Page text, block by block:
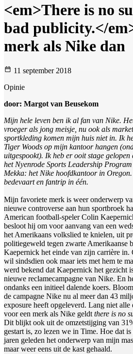
<em>There is no
bad publicity.</
merk als Nike dan
11 september 2018
Opinie
door: Margot van Beusekom
Mijn hele leven ben ik al fan van Nike.
vroeger als jong meisje, nu ook als
sportkleding komen mijn huis niet in. Ik
Tiger Woods op mijn kantoor hangen
uitgespookt). Ik heb er ooit stage
het Nyenrode Sports Leadership
Mekka: het Nike hoofdkantoor in
bedevaart en fantrip in één.
Mijn favoriete merk is weer onderwerp
nieuwe controverse aan hun sportbroek
American football-speler Colin
besloot hij om voor aanvang van een
het Amerikaans volkslied te knielen, uit
politiegeweld tegen zwarte Amerikaanse
Kaepernick het einde van zijn carrière in.
wil sindsdien ook maar iets met hem te
werd bekend dat Kaepernick het gezicht
nieuwe reclamecampagne van Nike. En
ondanks een initieel dalende koers.
de campagne Nike nu al meer dan 43
exposure heeft opgeleverd. Lang niet alle
voor een merk als Nike geldtthere is no
Dit blijkt ook uit de omzetstijging van
gestart is, zo lezen we in Time. Hoe dat
jaren geleden het onderwerp van mijn
maar weer eens uit de kast gehaald.